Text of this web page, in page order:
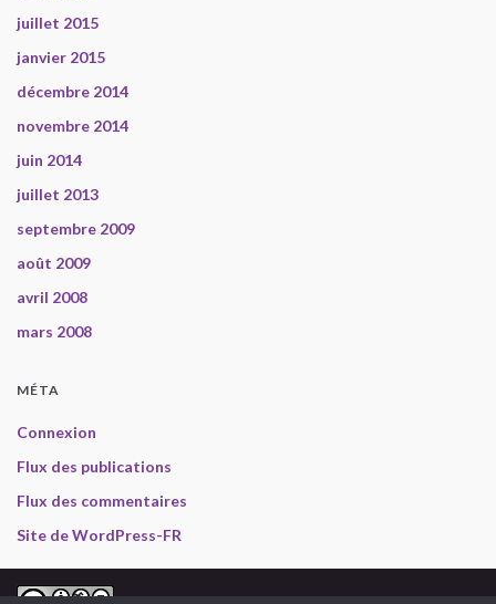
juillet 2015
janvier 2015
décembre 2014
novembre 2014
juin 2014
juillet 2013
septembre 2009
août 2009
avril 2008
mars 2008
MÉTA
Connexion
Flux des publications
Flux des commentaires
Site de WordPress-FR